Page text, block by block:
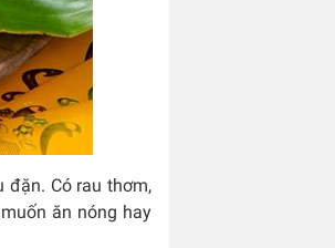
đặn. Có rau thơm,
ăn nóng hay